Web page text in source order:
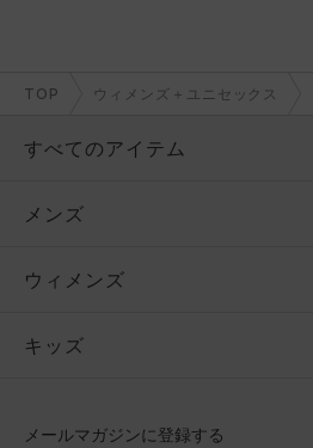
TOP ウィメンズ＋ユニセックス
すべてのアイテム
メンズ
ウィメンズ
キッズ
メンズ
トップス
ボトムス
ウィメンズ
トップス
キッズ
メールマガジンに登録する